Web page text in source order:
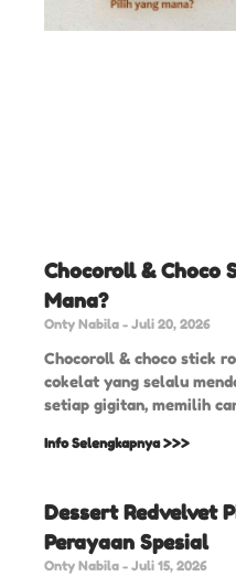
Chocoroll & Choco
Mana?
Onty Nabila Juli 20, 2026
Chocoroll & choco stick
cokelat yang selalu
setiap gigitan, memilih
Info Selengkapnya >>>
Dessert Redvelvet
Perayaan Spesial
Onty Nabila Juli 15, 2026